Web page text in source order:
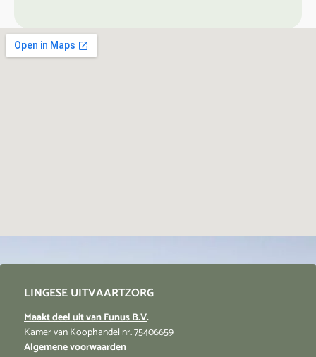
LINGESE UITVAARTZORG
Maakt deel uit van Funus B.V.
Kamer van Koophandel nr. 75406659
Algemene voorwaarden